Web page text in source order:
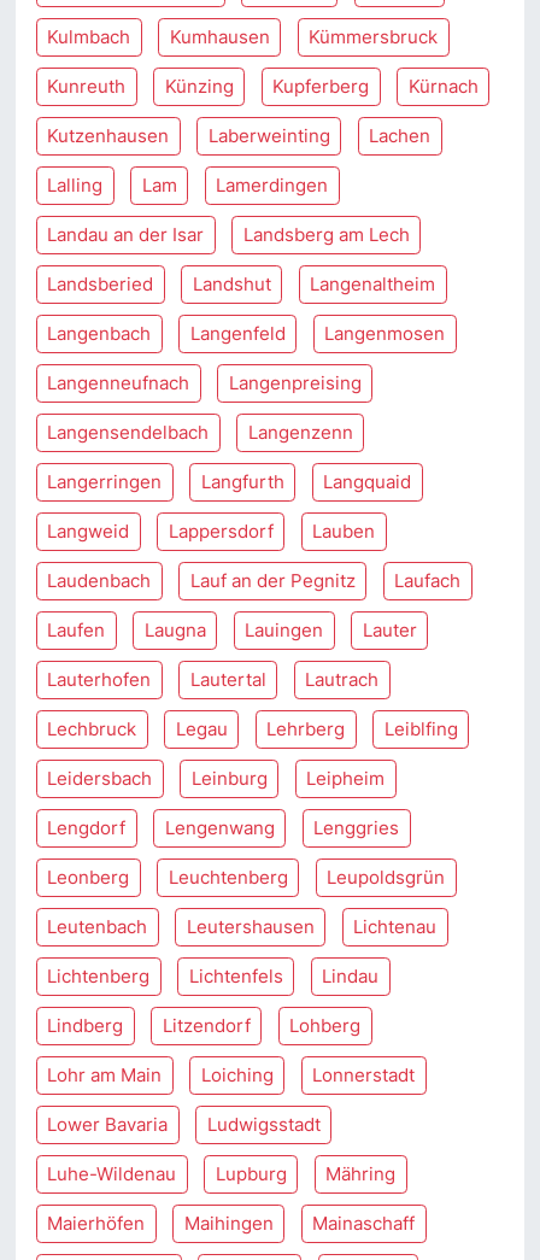
Kulmbach Kumhausen Kümmersbruck
Kunreuth Künzing Kupferberg Kürnach
Kutzenhausen Laberweinting Lachen
Lalling Lam Lamerdingen
Landau an der Isar Landsberg am Lech
Landsberied Landshut Langenaltheim
Langenbach Langenfeld Langenmosen
Langenneufnach Langenpreising
Langensendelbach Langenzenn
Langerringen Langfurth Langquaid
Langweid Lappersdorf Lauben
Laudenbach Lauf an der Pegnitz Laufach
Laufen Laugna Lauingen Lauter
Lauterhofen Lautertal Lautrach
Lechbruck Legau Lehrberg Leiblfing
Leidersbach Leinburg Leipheim
Lengdorf Lengenwang Lenggries
Leonberg Leuchtenberg Leupoldsgrün
Leutenbach Leutershausen Lichtenau
Lichtenberg Lichtenfels Lindau
Lindberg Litzendorf Lohberg
Lohr am Main Loiching Lonnerstadt
Lower Bavaria Ludwigsstadt
Luhe-Wildenau Lupburg Mähring
Maierhöfen Maihingen Mainaschaff